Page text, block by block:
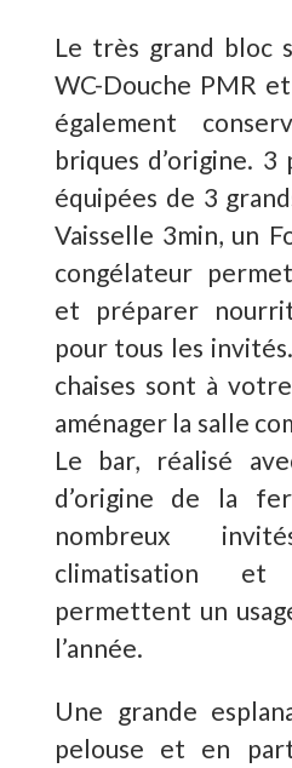
Le très grand bloc
WC-Douche PMR
également
briques d’origine. 3
équipées de 3
Vaisselle 3min, un
congélateur
et préparer
pour tous les
chaises sont à
aménager la salle
Le bar, réalisé
d’origine de la
nombreux
climatisation
permettent un
l’année.
Une grande
pelouse et en